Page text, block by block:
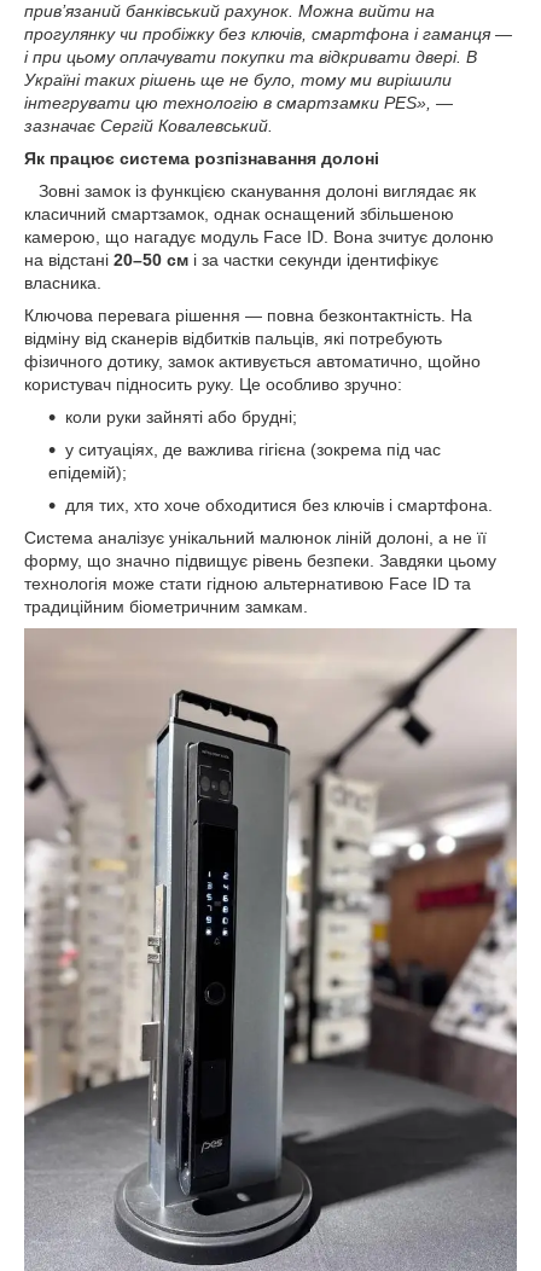
прив’язаний банківський рахунок. Можна вийти на
прогулянку чи пробіжку без ключів, смартфона і гаманця —
і при цьому оплачувати покупки та відкривати двері. В
Україні таких рішень ще не було, тому ми вирішили
інтегрувати цю технологію в смартзамки PES», —
зазначає Сергій Ковалевський.
Як працює система розпізнавання долоні
Зовні замок із функцією сканування долоні виглядає як
класичний смартзамок, однак оснащений збільшеною
камерою, що нагадує модуль Face ID. Вона зчитує долоню
на відстані 20–50 см і за частки секунди ідентифікує
власника.
Ключова перевага рішення — повна безконтактність. На
відміну від сканерів відбитків пальців, які потребують
фізичного дотику, замок активується автоматично, щойно
користувач підносить руку. Це особливо зручно:
коли руки зайняті або брудні;
у ситуаціях, де важлива гігієна (зокрема під час
епідемій);
для тих, хто хоче обходитися без ключів і смартфона.
Система аналізує унікальний малюнок ліній долоні, а не її
форму, що значно підвищує рівень безпеки. Завдяки цьому
технологія може стати гідною альтернативою Face ID та
традиційним біометричним замкам.